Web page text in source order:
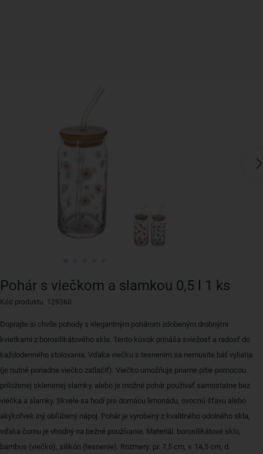
Pohár s viečkom a slamkou 0,5 l 1 ks
Kód produktu 129360
Doprajte si chvíle pohody s elegantným pohárom zdobeným drobnými
kvietkami z borosilikátového skla. Tento kúsok prináša sviežosť a radosť do
každodenného stolovania. Vďaka viečku s tesnením sa nemusíte báť vyliatia
(je nutné poriadne viečko zatlačiť). Viečko umožňuje priame pitie pomocou
priloženej sklenenej slamky, alebo je možné pohár používať samostatne bez
viečka a slamky. Skvele sa hodí pre domácu limonádu, ovocnú šťavu alebo
akýkoľvek iný obľúbený nápoj. Pohár je vyrobený z kvalitného odolného skla,
vďaka čomu je vhodný na bežné používanie. Materiál: borosilikátové sklo,
bambus (viečko), silikón (tesnenie). Rozmery: pr. 7,5 cm, v. 14,5 cm, d.